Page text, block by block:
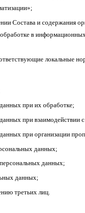
Состава и содержания
в
локальные
при их обработке;
при взаимодействии с
при организации
данных;
данных;
данных;
третьих лиц.